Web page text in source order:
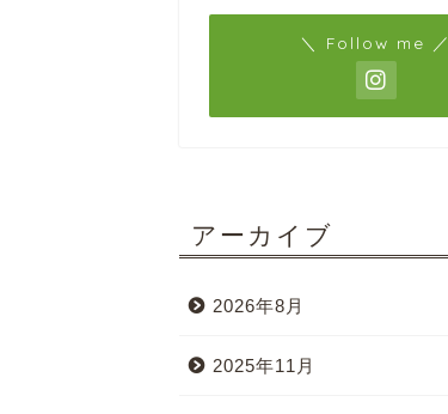
＼ Follow me ／
アーカイブ
2026年8月
2025年11月